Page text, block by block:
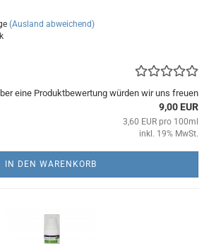
(Ausland abweichend)
eine Produktbewertung würden wir uns freuen
9,00 EUR
3,60 EUR pro 100ml
inkl. 19% MwSt.
IN DEN WARENKORB